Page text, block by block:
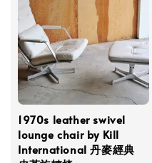
1970s leather swivel
lounge chair by Kill
International 丹麥經典